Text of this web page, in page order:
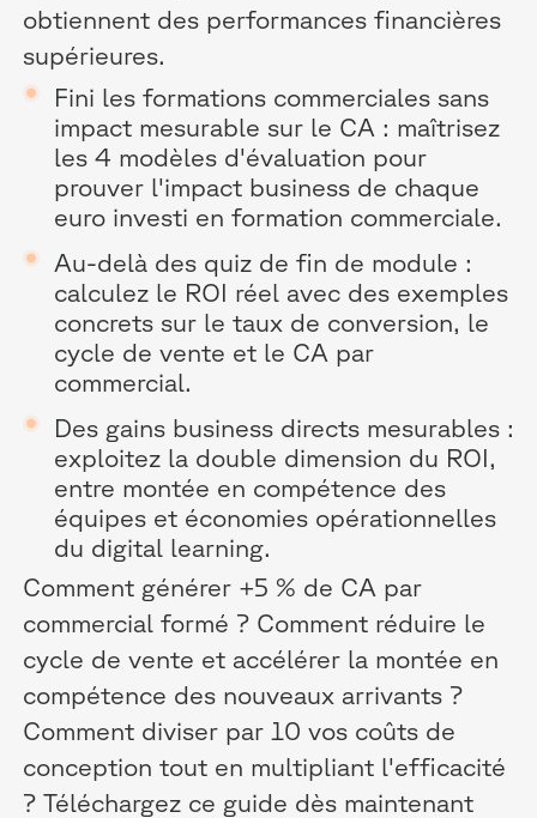
obtiennent des performances financières
supérieures.
Fini les formations commerciales sans
impact mesurable sur le CA : maîtrisez
les 4 modèles d'évaluation pour
prouver l'impact business de chaque
euro investi en formation commerciale.
Au-delà des quiz de fin de module :
calculez le ROI réel avec des exemples
concrets sur le taux de conversion, le
cycle de vente et le CA par
commercial.
Des gains business directs mesurables :
exploitez la double dimension du ROI,
entre montée en compétence des
équipes et économies opérationnelles
du digital learning.
Comment générer +5 % de CA par
commercial formé ? Comment réduire le
cycle de vente et accélérer la montée en
compétence des nouveaux arrivants ?
Comment diviser par 10 vos coûts de
conception tout en multipliant l'efficacité
? Téléchargez ce guide dès maintenant